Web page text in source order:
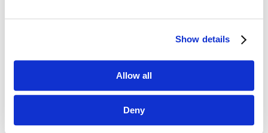
Show details
Allow all
Deny
Społeczność to grupa ludzi, którzy znają się
na ewolucję i rozwój społeczności. Z punktu
Managing Brands na programie Diploma
o społecznościach głównie w kontekście
brandingu społecznego i kulturowego
w odróżnieniu od brandingu percepcyjnego